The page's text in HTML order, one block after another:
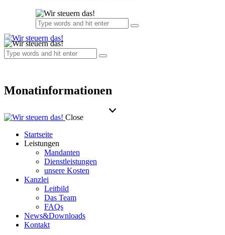
Monatinformationen
Close
Startseite
Leistungen
Mandanten
Dienstleistungen
unsere Kosten
Kanzlei
Leitbild
Das Team
FAQs
News&Downloads
Kontakt